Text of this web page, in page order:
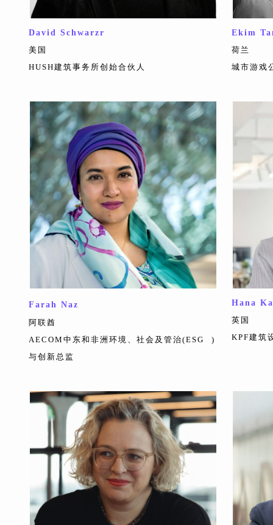
David Schwarzr
美国
HUSH建筑事务所创始合伙人
Ekim
荷兰
城市游戏
Farah Naz
阿联酋
AECOM中东和非洲环境、社会及管治(ESG
)
与创新总监
Hana
英国
KPF建筑